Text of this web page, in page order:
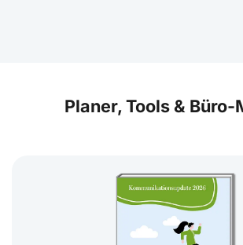
Planer, Tools & Büro-